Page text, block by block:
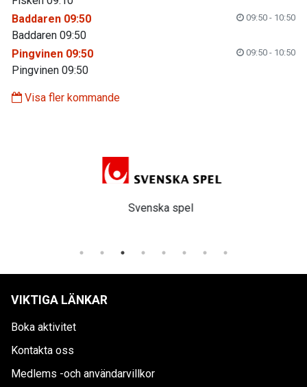
Baddaren 09:50
09:50 - 10:50
Baddaren 09:50
Pingvinen 09:50
09:50 - 10:50
Pingvinen 09:50
Visa fler kommande
Svenska spel
VIKTIGA LÄNKAR
Boka aktivitet
Kontakta oss
Medlems -och användarvillkor